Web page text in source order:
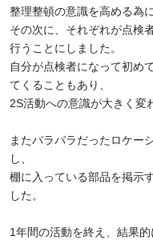
整理整頓の意識を高める為
その次に、それぞれが点検
行うことにしました。
自分が点検者になって初め
てくることもあり、
2S活動への意識が大きく変
またバラバラだったロケー
し、
棚に入っている部品を掲示
した。
1年間の活動を終え、結果的